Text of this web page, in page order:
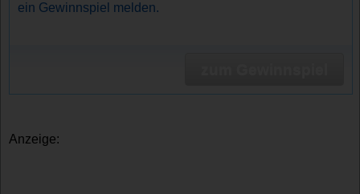
ein Gewinnspiel melden.
Anzeige: